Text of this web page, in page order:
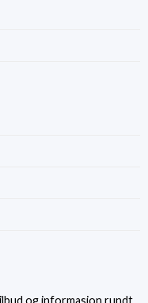
og informasjon rundt